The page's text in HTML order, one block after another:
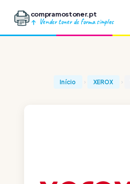
compramostoner.pt
Vender toner de forma simples
Início XEROX